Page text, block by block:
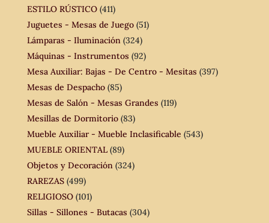
ESTILO RÚSTICO (411)
Juguetes - Mesas de Juego (51)
Lámparas - Iluminación (324)
Máquinas - Instrumentos (92)
Mesa Auxiliar: Bajas - De Centro - Mesitas (397)
Mesas de Despacho (85)
Mesas de Salón - Mesas Grandes (119)
Mesillas de Dormitorio (83)
Mueble Auxiliar - Mueble Inclasificable (543)
MUEBLE ORIENTAL (89)
Objetos y Decoración (324)
RAREZAS (499)
RELIGIOSO (101)
Sillas - Sillones - Butacas (304)